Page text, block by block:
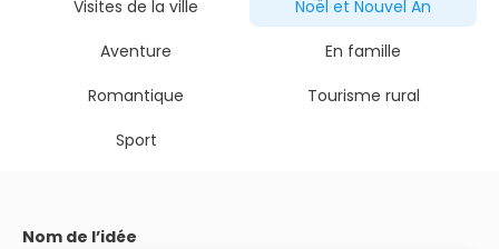
Visites de la ville
Noël et Nouvel An
Aventure
En famille
Romantique
Tourisme rural
Sport
Nom de l’idée